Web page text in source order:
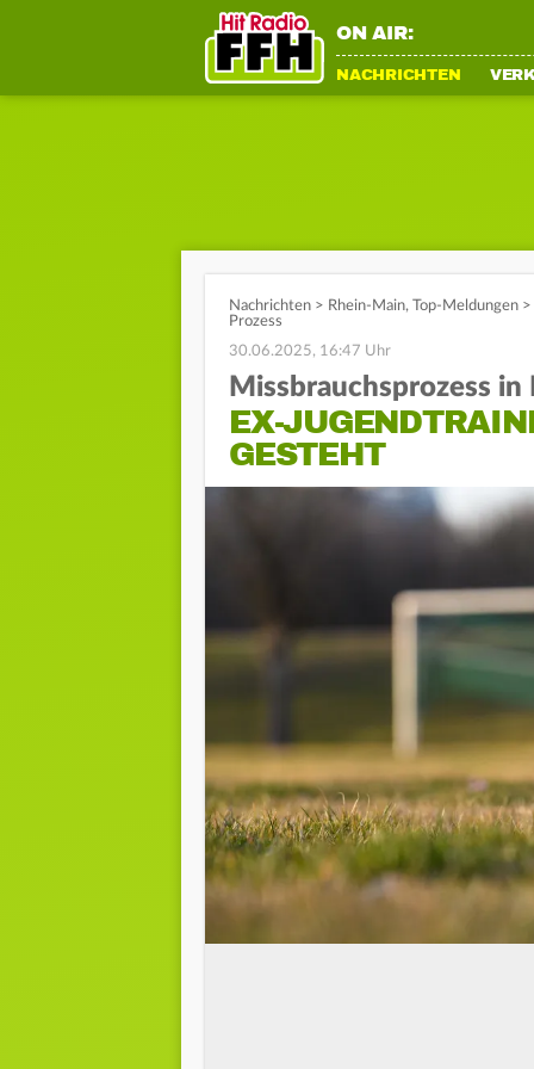
ON AIR:
NACHRICHTEN
Nachrichten > Rhein-Main, Top-Meldungen >
Prozess
30.06.2025, 16:47 Uhr
Missbrauchsprozess
EX-
GESTEHT